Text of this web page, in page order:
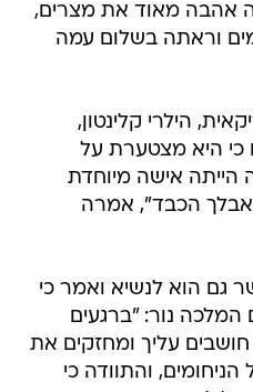
אהבה מאוד את מצרים,
וראתה בשלום עמה
הילרי קלינטון,
היא מצטערת על
הייתה אישה מיוחדת
הכבד", אמרה
גם הוא לנשיא ואמר כי
נור: "ברגעים
עליך ומחזקים את
והתוודה כי